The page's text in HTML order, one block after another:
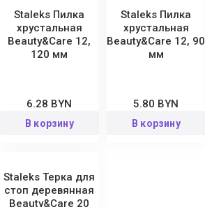
Staleks Пилка
хрустальная
Beauty&Care 12,
120 мм
6.28 BYN
В корзину
Staleks Пилка
хрустальная
Beauty&Care 12, 90
мм
5.80 BYN
В корзину
Staleks Терка для
стоп деревянная
Beauty&Care 20